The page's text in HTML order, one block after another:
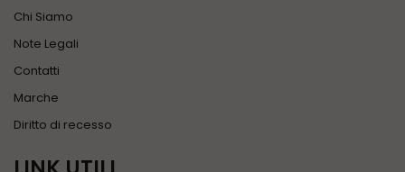
Chi Siamo
Note Legali
Contatti
Marche
Diritto di recesso